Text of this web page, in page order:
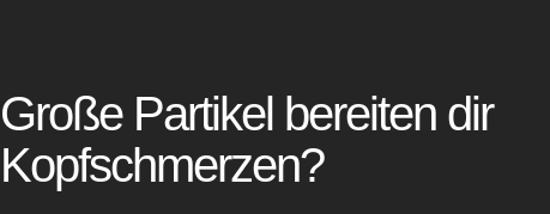
Große Partikel bereiten dir
Kopfschmerzen?